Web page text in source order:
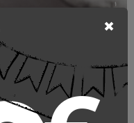
tradition